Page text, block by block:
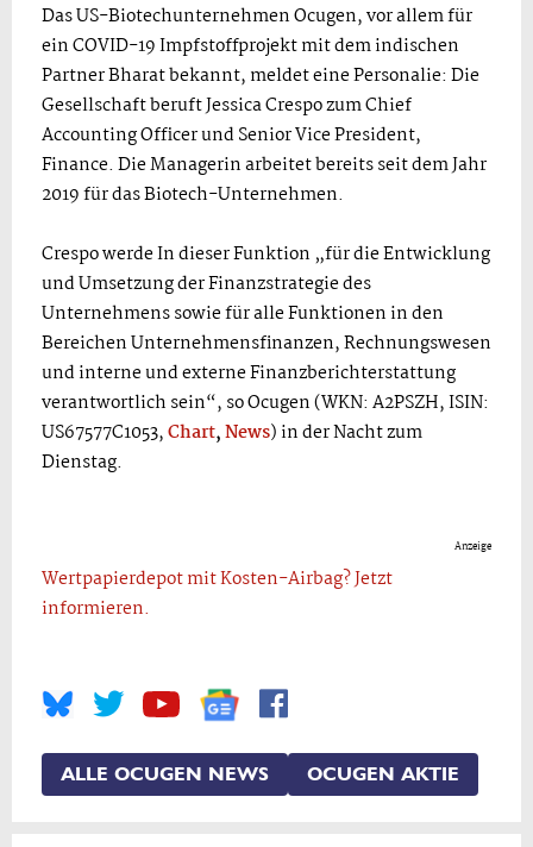
Das US-Biotechunternehmen Ocugen, vor allem für
ein COVID-19 Impfstoffprojekt mit dem indischen
Partner Bharat bekannt, meldet eine Personalie: Die
Gesellschaft beruft Jessica Crespo zum Chief
Accounting Officer und Senior Vice President,
Finance. Die Managerin arbeitet bereits seit dem Jahr
2019 für das Biotech-Unternehmen.
Crespo werde In dieser Funktion „für die Entwicklung
und Umsetzung der Finanzstrategie des
Unternehmens sowie für alle Funktionen in den
Bereichen Unternehmensfinanzen, Rechnungswesen
und interne und externe Finanzberichterstattung
verantwortlich sein“, so Ocugen (WKN: A2PSZH, ISIN:
US67577C1053,Chart,News) in der Nacht zum
Dienstag.
Anzeige
Wertpapierdepot mit Kosten-Airbag? Jetzt
informieren.
ALLE OCUGEN NEWS OCUGEN AKTIE